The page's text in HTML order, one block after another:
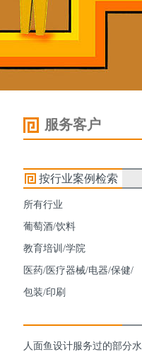
服务客户
按行业案例检索
所有行业
葡萄酒/饮料
教育培训/学院
医药/医疗器械/电器/保健/
包装/印刷
人面鱼设计服务过的部分